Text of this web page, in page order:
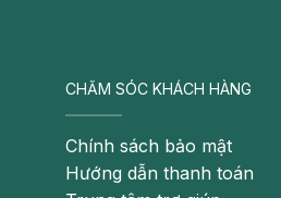
tế bào mặc dù tuyến
CHĂM SÓC KHÁCH HÀNG
Chính sách bảo mật
Hướng dẫn thanh toán